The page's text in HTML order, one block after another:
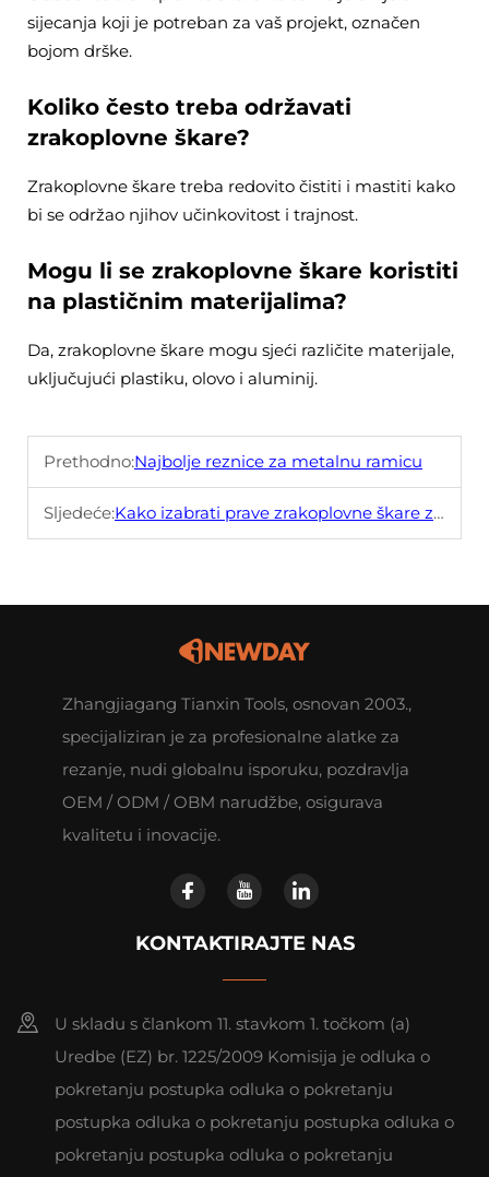
sijecanja koji je potreban za vaš projekt, označen
bojom drške.
Koliko često treba održavati
zrakoplovne škare?
Zrakoplovne škare treba redovito čistiti i mastiti kako
bi se održao njihov učinkovitost i trajnost.
Mogu li se zrakoplovne škare koristiti
na plastičnim materijalima?
Da, zrakoplovne škare mogu sjeći različite materijale,
uključujući plastiku, olovo i aluminij.
Prethodno:Najbolje reznice za metalnu ramicu
Sljedeće:Kako izabrati prave zrakoplovne škare za svoje potrebe?
Zhangjiagang Tianxin Tools, osnovan 2003.,
specijaliziran je za profesionalne alatke za
rezanje, nudi globalnu isporuku, pozdravlja
OEM / ODM / OBM narudžbe, osigurava
kvalitetu i inovacije.
KONTAKTIRAJTE NAS
U skladu s člankom 11. stavkom 1. točkom (a)
Uredbe (EZ) br. 1225/2009 Komisija je odluka o
pokretanju postupka odluka o pokretanju
postupka odluka o pokretanju postupka odluka o
pokretanju postupka odluka o pokretanju